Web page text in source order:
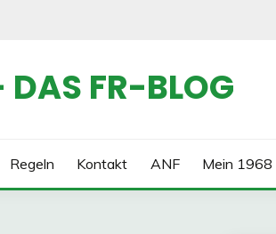
DAS FR-BLOG
Regeln Kontakt ANF Mein 1968